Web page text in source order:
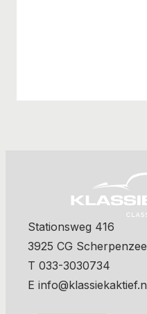
Stationsweg 416
3925 CG
T 033-3030734
E